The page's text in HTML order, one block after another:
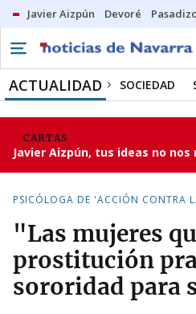
Javier Aizpún Devoré
ACTUALIDAD SOCIEDAD
CARTAS
Javier Aizpún, tus ideas no
PSICÓLOGA DE 'ACCIÓN CONTRA
"Las mujeres
prostitución
sororidad para